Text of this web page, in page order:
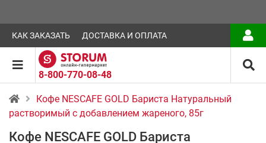
КАК ЗАКАЗАТЬ ДОСТАВКА И ОПЛАТА
8-800-770-08-48
Кофе NESCAFE GOLD Бариста Натуральный
растворимый с добавлением жареного, 85г
Кофе NESCAFE GOLD Бариста